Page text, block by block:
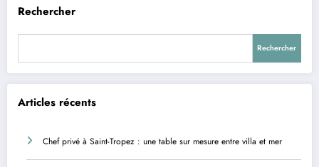
Rechercher
Rechercher
Articles récents
Chef privé à Saint-Tropez : une table sur mesure entre villa et mer